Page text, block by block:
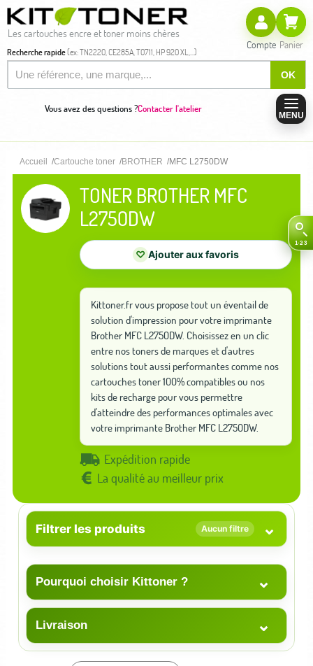
Les cartouches encre et toner moins chères
Recherche rapide(ex: TN2220, CE285A, T0711, HP 920 XL,...)
OK
Compte Panier
Vous avez des questions ?Contacter l'atelier
MENU
Accueil Cartouche toner BROTHER MFC L2750DW
TONER BROTHER MFC
L2750DW
♡ Ajouter aux favoris
Kittoner.fr vous propose tout un éventail de
solution d'impression pour votre imprimante
Brother MFC L2750DW. Choisissez en un clic
entre nos toners de marques et d'autres
solutions tout aussi performantes comme nos
cartouches toner 100% compatibles ou nos
kits de recharge pour vous permettre
d'atteindre des performances optimales avec
votre imprimante Brother MFC L2750DW.
Expédition rapide
La qualité au meilleur prix
Filtrer les produits Aucun filtre ⌄
Pourquoi choisir Kittoner ? ⌄
Livraison ⌄